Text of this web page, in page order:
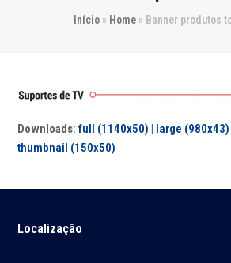
Início » Home » Banner produtos
Downloads:full (1140x50) | large (980x43)
thumbnail (150x50)
Localização